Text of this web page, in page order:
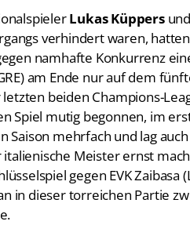
Lukas Küppersund
verhindert waren,
namhafte Konkurrenz
am Ende nur auf dem
beiden Champions-
Spiel mutig begonnen, im
Saison mehrfach und lag
italienische Meister ernst
gegen EVK Zaibasa
in dieser torreichen Partie